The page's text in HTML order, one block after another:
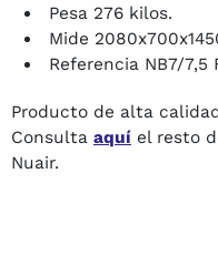
Pesa 276 kilos.
Mide
Referencia NB7/7,5
Producto de alta
Consulta aquí el resto
Nuair.